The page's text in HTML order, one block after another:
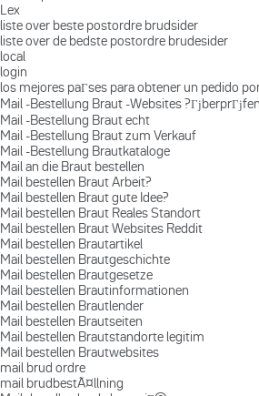
Lex
liste over beste postordre brudsider
liste over de bedste postordre brudesider
local
login
los mejores paГ­ses para obtener un pedido
Mail -Bestellung Braut -Websites ?ГјberprГјfen
Mail -Bestellung Braut echt
Mail -Bestellung Braut zum Verkauf
Mail -Bestellung Brautkataloge
Mail an die Braut bestellen
Mail bestellen Braut Arbeit?
Mail bestellen Braut gute Idee?
Mail bestellen Braut Reales Standort
Mail bestellen Braut Websites Reddit
Mail bestellen Brautartikel
Mail bestellen Brautgeschichte
Mail bestellen Brautgesetze
Mail bestellen Brautinformationen
Mail bestellen Brautlender
Mail bestellen Brautseiten
Mail bestellen Brautstandorte legitim
Mail bestellen Brautwebsites
mail brud ordre
mail brudbestÃ¤llning